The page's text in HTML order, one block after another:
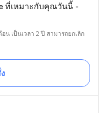
ที่เหมาะกับคุณวันนี้ -
อน เป็นเวลา 2 ปี สามารถยกเลิก